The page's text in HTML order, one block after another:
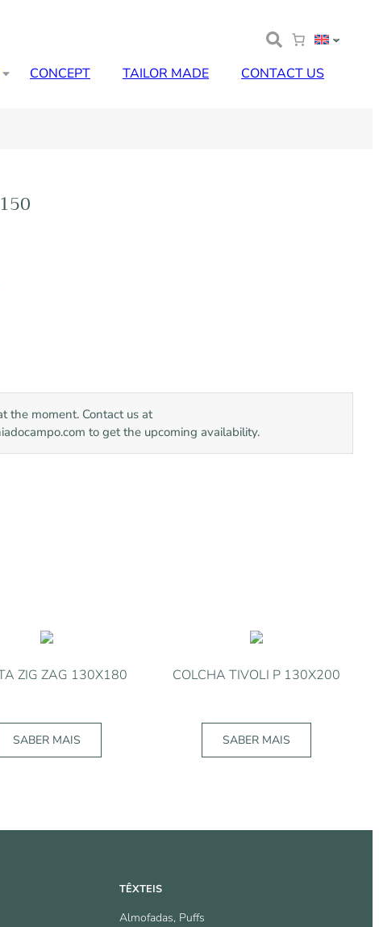
CONCEPT TAILOR MADE CONTACT US
the moment. Contact us at
to get the upcoming availability.
ZIG ZAG 130X180
SABER MAIS
COLCHA TIVOLI P 130X200
SABER MAIS
TÊXTEIS
Almofadas, Puffs